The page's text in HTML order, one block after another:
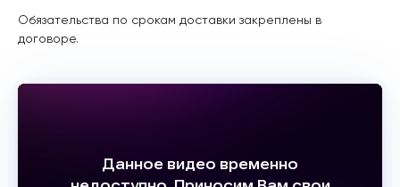
Обязательства по срокам доставки закреплены в
договоре.